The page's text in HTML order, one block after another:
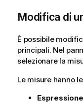
Modifica di
È possibile
principali. Nel
selezionare la
Le misure hanno
Espressione